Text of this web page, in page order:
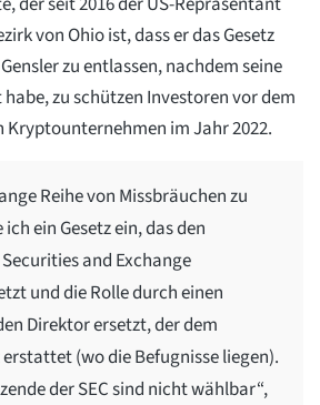
von Ohio ist, dass er das Gesetz
zu entlassen, nachdem seine
zu schützen Investoren vor dem
im Jahr 2022.
Reihe von Missbräuchen zu
ein Gesetz ein, das den
and Exchange
und die Rolle durch einen
Direktor ersetzt, der dem
(wo die Befugnisse liegen).
der SEC sind nicht wählbar“,